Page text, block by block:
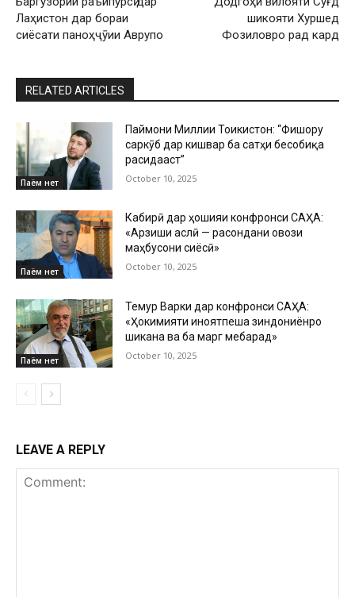
Лаҳистон дар бораи
сиёсати паноҳҷӯии Аврупо
шикояти Хуршед
Фозиловро рад кард
RELATED ARTICLES
Паём нет
Паймони Миллии Тоҷикистон: “Фишору
саркӯб дар кишвар ба сатҳи бесобиқа
расидааст”
October 10, 2025
Паём нет
Кабирӣ дар ҳошияи конфронси САҲА:
«Арзиши аслӣ — расондани овози
маҳбусони сиёсӣ»
October 10, 2025
Паём нет
Темур Варки дар конфронси САҲА:
«Ҳокимияти ҷиноятпеша зиндониёнро
шиканҷа ва ба марг мебарад»
October 10, 2025
LEAVE A REPLY